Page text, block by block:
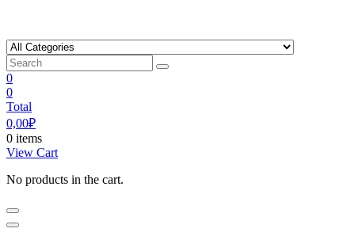
content
0
0
Total
0,00₽
0 items
View Cart
No products in the cart.